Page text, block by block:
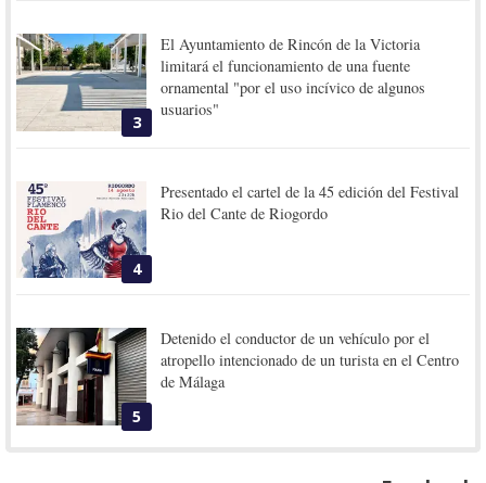
3
El Ayuntamiento de Rincón de la Victoria
limitará el funcionamiento de una fuente
ornamental "por el uso incívico de algunos
usuarios"
4
Presentado el cartel de la 45 edición del Festival
Rio del Cante de Riogordo
5
Detenido el conductor de un vehículo por el
atropello intencionado de un turista en el Centro
de Málaga